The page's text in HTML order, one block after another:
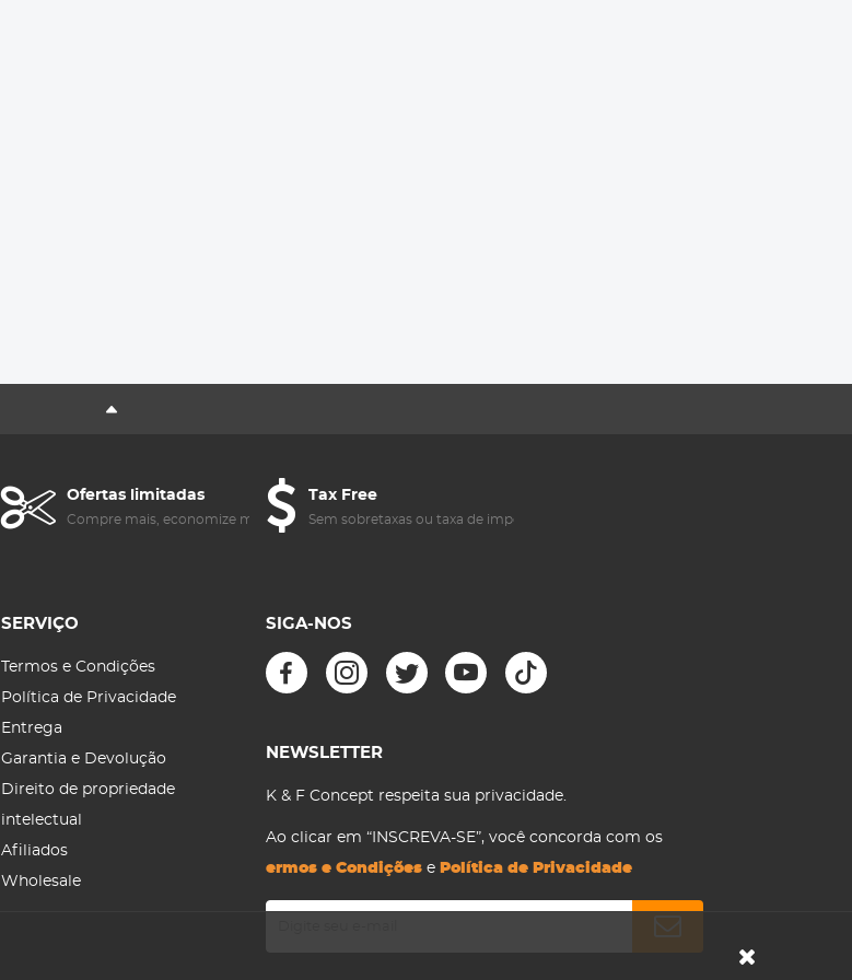
Ofertas limitadas
Compre mais, economize mais
Tax Free
Sem sobretaxas ou taxa de imposto
SERVIÇO
Termos e Condições
Política de Privacidade
Entrega
Garantia e Devolução
Direito de propriedade
intelectual
Afiliados
Wholesale
SIGA-NOS
NEWSLETTER
K & F Concept respeita sua privacidade.
Ao clicar em “INSCREVA-SE”, você concorda com os
ermos e Condiçõese Política de Privacidade